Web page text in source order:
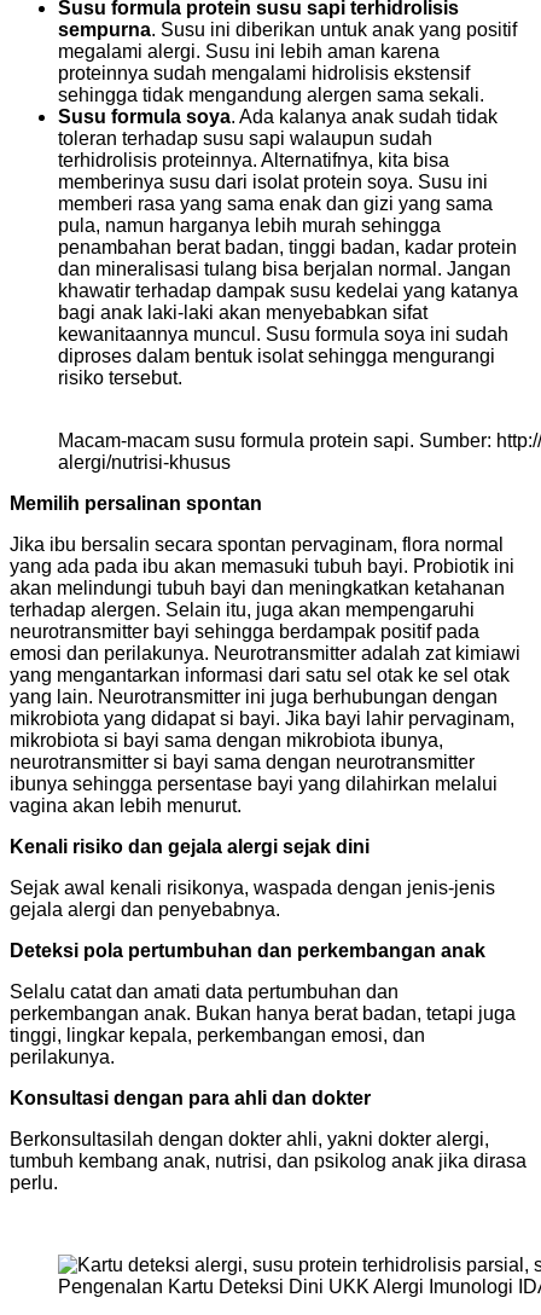
Susu formula protein susu sapi terhidrolisis
sempurna. Susu ini diberikan untuk anak yang positif
megalami alergi. Susu ini lebih aman karena
proteinnya sudah mengalami hidrolisis ekstensif
sehingga tidak mengandung alergen sama sekali.
Susu formula soya. Ada kalanya anak sudah tidak
toleran terhadap susu sapi walaupun sudah
terhidrolisis proteinnya. Alternatifnya, kita bisa
memberinya susu dari isolat protein soya. Susu ini
memberi rasa yang sama enak dan gizi yang sama
pula, namun harganya lebih murah sehingga
penambahan berat badan, tinggi badan, kadar protein
dan mineralisasi tulang bisa berjalan normal. Jangan
khawatir terhadap dampak susu kedelai yang katanya
bagi anak laki-laki akan menyebabkan sifat
kewanitaannya muncul. Susu formula soya ini sudah
diproses dalam bentuk isolat sehingga mengurangi
risiko tersebut.
Macam-macam susu formula protein sapi. Sumber:
alergi/nutrisi-khusus
Memilih persalinan spontan
Jika ibu bersalin secara spontan pervaginam, flora normal
yang ada pada ibu akan memasuki tubuh bayi. Probiotik ini
akan melindungi tubuh bayi dan meningkatkan ketahanan
terhadap alergen. Selain itu, juga akan mempengaruhi
neurotransmitter bayi sehingga berdampak positif pada
emosi dan perilakunya. Neurotransmitter adalah zat kimiawi
yang mengantarkan informasi dari satu sel otak ke sel otak
yang lain. Neurotransmitter ini juga berhubungan dengan
mikrobiota yang didapat si bayi. Jika bayi lahir pervaginam,
mikrobiota si bayi sama dengan mikrobiota ibunya,
neurotransmitter si bayi sama dengan neurotransmitter
ibunya sehingga persentase bayi yang dilahirkan melalui
vagina akan lebih menurut.
Kenali risiko dan gejala alergi sejak dini
Sejak awal kenali risikonya, waspada dengan jenis-jenis
gejala alergi dan penyebabnya.
Deteksi pola pertumbuhan dan perkembangan anak
Selalu catat dan amati data pertumbuhan dan
perkembangan anak. Bukan hanya berat badan, tetapi juga
tinggi, lingkar kepala, perkembangan emosi, dan
perilakunya.
Konsultasi dengan para ahli dan dokter
Berkonsultasilah dengan dokter ahli, yakni dokter alergi,
tumbuh kembang anak, nutrisi, dan psikolog anak jika dirasa
perlu.
Pengenalan Kartu Deteksi Dini UKK Alergi Imunologi